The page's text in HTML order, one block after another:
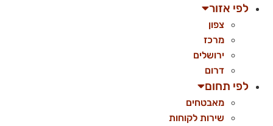
לפי אזור
צפון
מרכז
ירושלים
דרום
לפי תחום
מאבטחים
שירות לקוחות